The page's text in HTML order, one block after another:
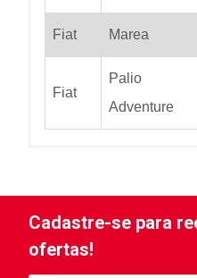
Fiat Marea
Fiat
Palio
Adventure
Cadastre-se para
ofertas!